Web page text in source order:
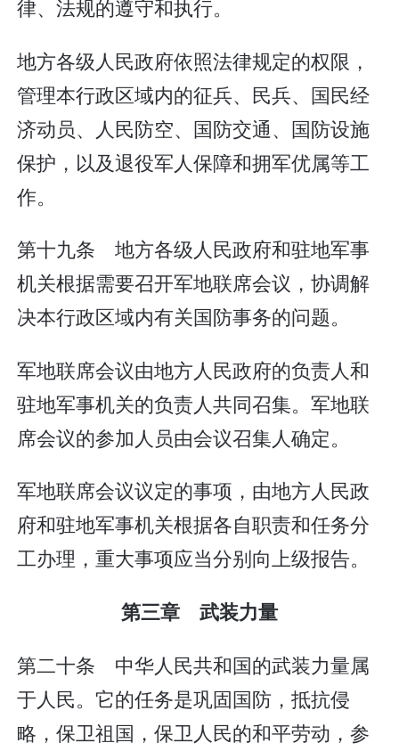
律、法规的遵守和执行。
地方各级人民政府依照法律规定的权限，
管理本行政区域内的征兵、民兵、国民经
济动员、人民防空、国防交通、国防设施
保护，以及退役军人保障和拥军优属等工
作。
第十九条 地方各级人民政府和驻地军事
机关根据需要召开军地联席会议，协调解
决本行政区域内有关国防事务的问题。
军地联席会议由地方人民政府的负责人和
驻地军事机关的负责人共同召集。军地联
席会议的参加人员由会议召集人确定。
军地联席会议议定的事项，由地方人民政
府和驻地军事机关根据各自职责和任务分
工办理，重大事项应当分别向上级报告。
第三章 武装力量
第二十条 中华人民共和国的武装力量属
于人民。它的任务是巩固国防，抵抗侵
略，保卫祖国，保卫人民的和平劳动，参